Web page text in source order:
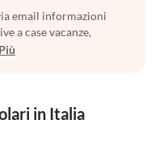
email informazioni
a case vacanze,
Più
in Italia